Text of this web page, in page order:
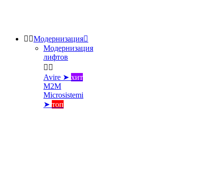
 Модернизация
Модернизация
лифтов
 
Avire ➤ хит
M2M
Microsistemi
➤ топ